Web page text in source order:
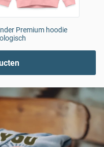
Premium hoodie